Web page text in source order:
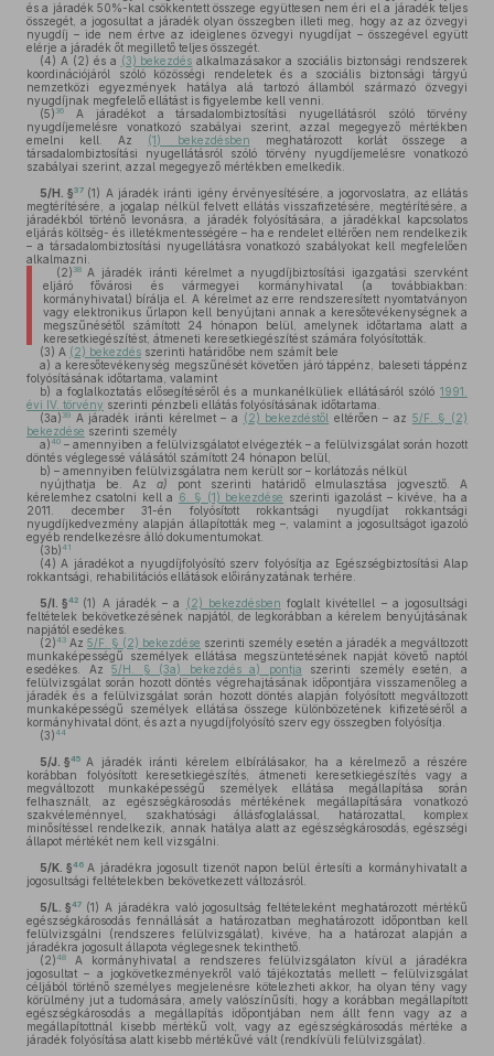
és a járadék 50%-kal csökkentett összege együttesen nem éri el a járadék teljes
összegét, a jogosultat a járadék olyan összegben illeti meg, hogy az az özvegyi
nyugdíj – ide nem értve az ideiglenes özvegyi nyugdíjat – összegével együtt
elérje a járadék őt megillető teljes összegét.
(4) A (2) és a (3) bekezdés alkalmazásakor a szociális biztonsági rendszerek
koordinációjáról szóló közösségi rendeletek és a szociális biztonsági tárgyú
nemzetközi egyezmények hatálya alá tartozó államból származó özvegyi
nyugdíjnak megfelelő ellátást is figyelembe kell venni.
(5) 36
A járadékot a társadalombiztosítási nyugellátásról szóló törvény
nyugdíjemelésre vonatkozó szabályai szerint, azzal megegyező mértékben
emelni kell. Az (1) bekezdésben meghatározott korlát összege a
társadalombiztosítási nyugellátásról szóló törvény nyugdíjemelésre vonatkozó
szabályai szerint, azzal megegyező mértékben emelkedik.
5/H. §37 (1) A járadék iránti igény érvényesítésére, a jogorvoslatra, az ellátás
megtérítésére, a jogalap nélkül felvett ellátás visszafizetésére, megtérítésére, a
járadékból történő levonásra, a járadék folyósítására, a járadékkal kapcsolatos
eljárás költség- és illetékmentességére – ha e rendelet eltérően nem rendelkezik
– a társadalombiztosítási nyugellátásra vonatkozó szabályokat kell megfelelően
alkalmazni.
(2) 38A járadék iránti kérelmet a nyugdíjbiztosítási igazgatási szervként
eljáró fővárosi és vármegyei kormányhivatal (a továbbiakban:
kormányhivatal) bírálja el. A kérelmet az erre rendszeresített nyomtatványon
vagy elektronikus űrlapon kell benyújtani annak a keresőtevékenységnek a
megszűnésétől számított 24 hónapon belül, amelynek időtartama alatt a
keresetkiegészítést, átmeneti keresetkiegészítést számára folyósították.
(3) A (2) bekezdés szerinti határidőbe nem számít bele
a) a keresőtevékenység megszűnését követően járó táppénz, baleseti táppénz
folyósításának időtartama, valamint
b) a foglalkoztatás elősegítéséről és a munkanélküliek ellátásáról szóló 1991.
évi IV. törvény szerinti pénzbeli ellátás folyósításának időtartama.
(3a) 39 A járadék iránti kérelmet – a (2) bekezdéstől eltérően – az 5/F. § (2)
bekezdése szerinti személy
a)40 – amennyiben a felülvizsgálatot elvégezték – a felülvizsgálat során hozott
döntés véglegessé válásától számított 24 hónapon belül,
b) – amennyiben felülvizsgálatra nem került sor – korlátozás nélkül
nyújthatja be. Az a) pont szerinti határidő elmulasztása jogvesztő. A
kérelemhez csatolni kell a 6. § (1) bekezdése szerinti igazolást – kivéve, ha a
2011. december 31-én folyósított rokkantsági nyugdíjat rokkantsági
nyugdíjkedvezmény alapján állapították meg –, valamint a jogosultságot igazoló
egyéb rendelkezésre álló dokumentumokat.
(3b)41
(4) A járadékot a nyugdíjfolyósító szerv folyósítja az Egészségbiztosítási Alap
rokkantsági, rehabilitációs ellátások előirányzatának terhére.
5/I. §42 (1) A járadék – a (2) bekezdésben foglalt kivétellel – a jogosultsági
feltételek bekövetkezésének napjától, de legkorábban a kérelem benyújtásának
napjától esedékes.
(2)43 Az 5/F. § (2) bekezdése szerinti személy esetén a járadék a megváltozott
munkaképességű személyek ellátása megszüntetésének napját követő naptól
esedékes. Az5/H. § (3a) bekezdés a) pontja szerinti személy esetén, a
felülvizsgálat során hozott döntés végrehajtásának időpontjára visszamenőleg a
járadék és a felülvizsgálat során hozott döntés alapján folyósított megváltozott
munkaképességű személyek ellátása összege különbözetének kifizetéséről a
kormányhivatal dönt, és azt a nyugdíjfolyósító szerv egy összegben folyósítja.
(3)44
5/J. §45
A járadék iránti kérelem elbírálásakor, ha a kérelmező a részére
korábban folyósított keresetkiegészítés, átmeneti keresetkiegészítés vagy a
megváltozott munkaképességű személyek ellátása megállapítása során
felhasznált, az egészségkárosodás mértékének megállapítására vonatkozó
szakvéleménnyel, szakhatósági állásfoglalással, határozattal, komplex
minősítéssel rendelkezik, annak hatálya alatt az egészségkárosodás, egészségi
állapot mértékét nem kell vizsgálni.
5/K. §46 A járadékra jogosult tizenöt napon belül értesíti a kormányhivatalt a
jogosultsági feltételekben bekövetkezett változásról.
5/L. §47 (1) A járadékra való jogosultság feltételeként meghatározott mértékű
egészségkárosodás fennállását a határozatban meghatározott időpontban kell
felülvizsgálni (rendszeres felülvizsgálat), kivéve, ha a határozat alapján a
járadékra jogosult állapota véglegesnek tekinthető.
(2)48
A kormányhivatal a rendszeres felülvizsgálaton kívül a járadékra
jogosultat – a jogkövetkezményekről való tájékoztatás mellett – felülvizsgálat
céljából történő személyes megjelenésre kötelezheti akkor, ha olyan tény vagy
körülmény jut a tudomására, amely valószínűsíti, hogy a korábban megállapított
egészségkárosodás a megállapítás időpontjában nem állt fenn vagy az a
megállapítottnál kisebb mértékű volt, vagy az egészségkárosodás mértéke a
járadék folyósítása alatt kisebb mértékűvé vált (rendkívüli felülvizsgálat).